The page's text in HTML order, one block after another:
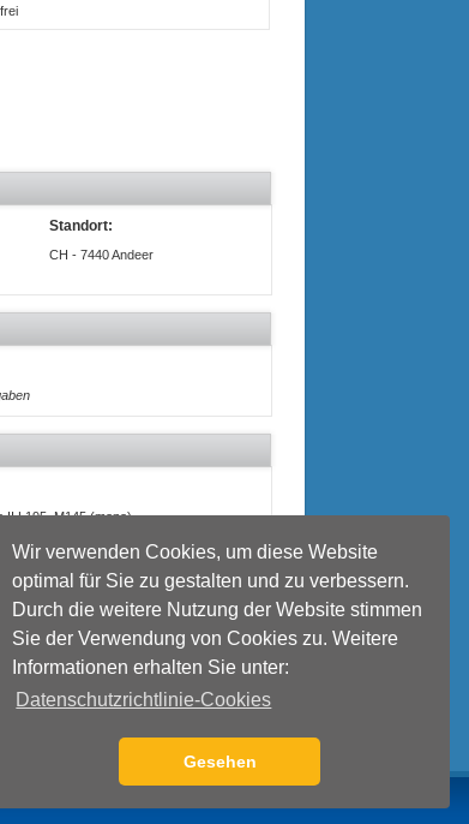
Wir verwenden Cookies, um diese Website
optimal für Sie zu gestalten und zu verbessern.
Durch die weitere Nutzung der Website stimmen
Sie der Verwendung von Cookies zu. Weitere
Informationen erhalten Sie unter:
Datenschutzrichtlinie-Cookies
Gesehen
Standort:
CH - 7440 Andeer
II L195, M145 (mono)